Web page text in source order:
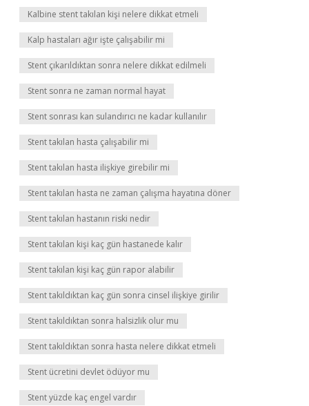
Kalbine stent takılan kişi nelere dikkat etmeli
Kalp hastaları ağır işte çalışabilir mi
Stent çıkarıldıktan sonra nelere dikkat edilmeli
Stent sonra ne zaman normal hayat
Stent sonrası kan sulandırıcı ne kadar kullanılır
Stent takılan hasta çalışabilir mi
Stent takılan hasta ilişkiye girebilir mi
Stent takılan hasta ne zaman çalışma hayatına döner
Stent takılan hastanın riski nedir
Stent takılan kişi kaç gün hastanede kalır
Stent takılan kişi kaç gün rapor alabilir
Stent takıldıktan kaç gün sonra cinsel ilişkiye girilir
Stent takıldıktan sonra halsizlik olur mu
Stent takıldıktan sonra hasta nelere dikkat etmeli
Stent ücretini devlet ödüyor mu
Stent yüzde kaç engel vardır